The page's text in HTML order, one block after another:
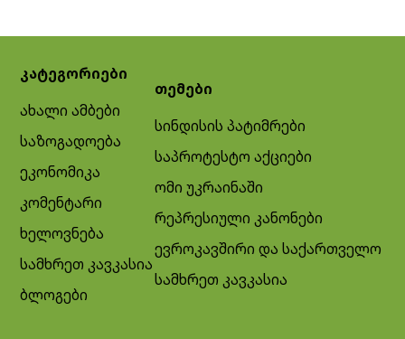
კატეგორიები
ახალი ამბები
საზოგადოება
ეკონომიკა
კომენტარი
ხელოვნება
სამხრეთ კავკასია
ბლოგები
თემები
სინდისის პატიმრები
საპროტესტო აქციები
ომი უკრაინაში
რეპრესიული კანონები
ევროკავშირი და საქართველო
სამხრეთ კავკასია